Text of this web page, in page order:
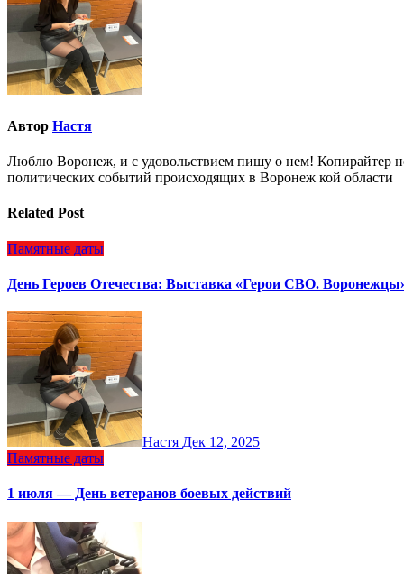
Автор Настя
Люблю Воронеж, и с удовольствием пишу о нем! Копирайтер
политических событий происходящих в Воронеж кой области
Related Post
Памятные даты
День Героев Отечества: Выставка «Герои СВО.
Настя Дек 12, 2025
Памятные даты
1 июля — День ветеранов боевых действий